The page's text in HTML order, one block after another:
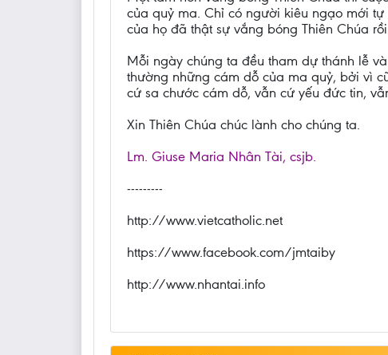
của quỷ ma. Chỉ có người kiêu ngạo mới
của họ đã thật sự vắng bóng Thiên Chúa
Mỗi ngày chúng ta đều tham dự thánh lễ
thường những cám dỗ của ma quỷ, bởi vì
cứ sa chước cám dỗ, vẫn cứ yếu đức tin,
Xin Thiên Chúa chúc lành cho chúng ta.
Lm. Giuse Maria Nhân Tài, csjb.
---------
http://www.vietcatholic.net
https://www.facebook.com/jmtaiby
http://www.nhantai.info